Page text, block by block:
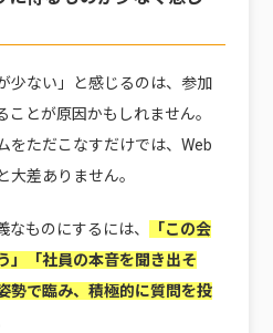
少ない」と感じるのは、参加
とが原因かもしれません。
をただこなすだけでは、Web
大差ありません。
ものにするには、
「この会
」「社員の本音を聞き出そ
勢で臨み、積極的に質問を投